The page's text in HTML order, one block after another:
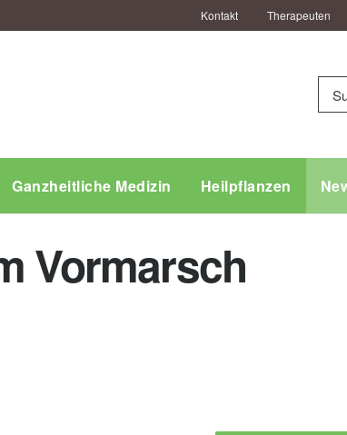
Kontakt Therapeuten
Ganzheitliche Medizin Heilpflanzen
Vormarsch